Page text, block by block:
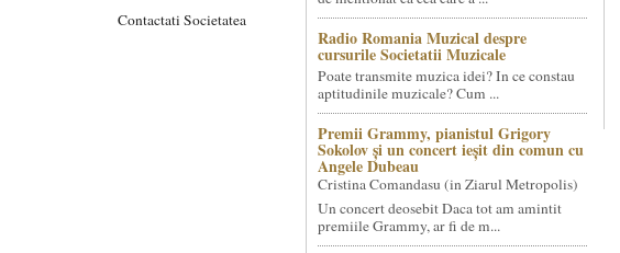
Contactati Societatea
Radio Romania Muzical despre
cursurile Societatii Muzicale
Poate transmite muzica idei? In ce constau
aptitudinile muzicale? Cum ...
Premii Grammy, pianistul Grigory
Sokolov și un concert ieșit din comun cu
Angele Dubeau
Cristina Comandasu (in Ziarul Metropolis)
Un concert deosebit Daca tot am amintit
premiile Grammy, ar fi de m...